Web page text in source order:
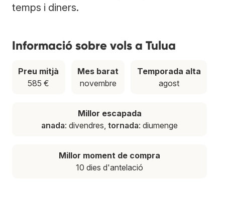
temps i diners.
Informació sobre vols a Tulua
Preu mitjà
585 €
Mes barat
novembre
Temporada alta
agost
Millor escapada
anada: divendres, tornada: diumenge
Millor moment de compra
10 dies d'antelació